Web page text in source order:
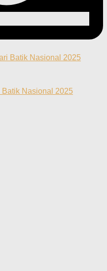
Nasional 2025